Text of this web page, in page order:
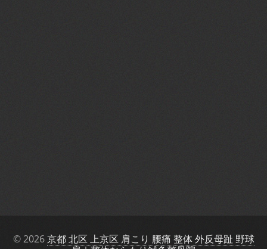
© 2026京都 北区 上京区 肩こり 腰痛 整体 外反母趾 野球